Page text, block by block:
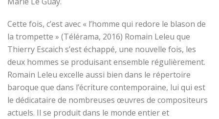
Cette fois, c’est avec « l’homme qui redore le blason de
la trompette » (Télérama, 2016) Romain Leleu que
Thierry Escaich s’est échappé, une nouvelle fois, les
deux hommes se produisant ensemble régulièrement.
Romain Leleu excelle aussi bien dans le répertoire
baroque que dans l’écriture contemporaine, lui qui est
le dédicataire de nombreuses œuvres de compositeurs
actuels. Il se produit dans le monde entier et